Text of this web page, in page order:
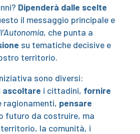
Dipenderà dalle scelte
il messaggio principale e
, che punta a
su tematiche decisive e
territorio.
sono diversi:
ascoltare i cittadini, fornire
pensare
futuro da costruire, ma
la comunità, i